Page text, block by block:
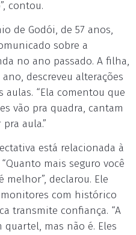
contou.
de Godói, de 57 anos,
sobre a
no ano passado. A filha,
descreveu alterações
“Ela comentou que
vão pra quadra, cantam
aula.”
está relacionada à
mais seguro você
declarou. Ele
com histórico
transmite confiança. “A
mas não é. Eles